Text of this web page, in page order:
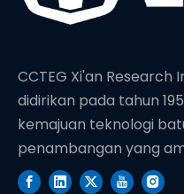
CCTEG Xi'an Research
didirikan pada tahun
kemajuan teknologi
penambangan yang